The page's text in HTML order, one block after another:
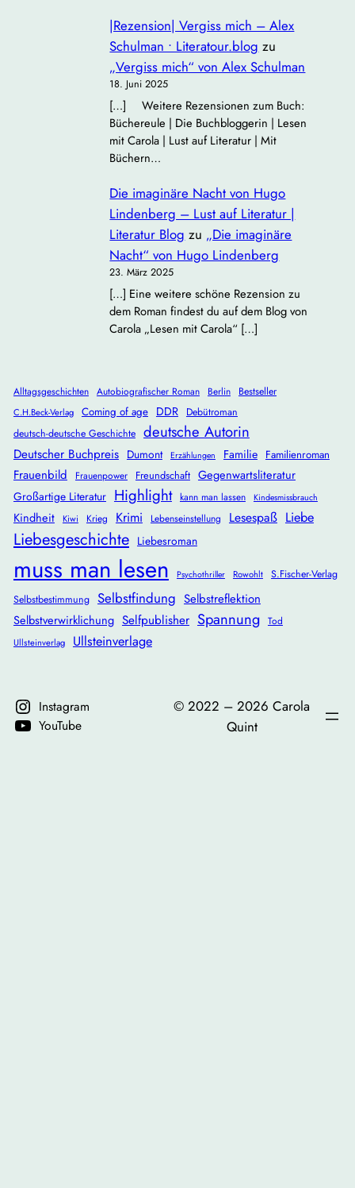
|Rezension| Vergiss mich – Alex
Schulman • Literatour.blog zu
„Vergiss mich“ von Alex Schulman
18. Juni 2025
[…] Weitere Rezensionen zum Buch:
Büchereule | Die Buchbloggerin | Lesen
mit Carola | Lust auf Literatur | Mit
Büchern…
Die imaginäre Nacht von Hugo
Lindenberg – Lust auf Literatur |
Literatur Blog zu „Die imaginäre
Nacht“ von Hugo Lindenberg
23. März 2025
[…] Eine weitere schöne Rezension zu
dem Roman findest du auf dem Blog von
Carola „Lesen mit Carola“ […]
Alltagsgeschichten Autobiografischer Roman Berlin Bestseller
C.H.Beck-Verlag Coming of age DDR
Debütroman
deutsch-deutsche Geschichte deutsche Autorin
Deutscher Buchpreis Dumont Erzählungen Familie Familienroman
Frauenbild Frauenpower Freundschaft Gegenwartsliteratur
Großartige Literatur Highlight kann man lassen Kindesmissbrauch
Kindheit Kiwi Krieg Krimi Lebenseinstellung Lesespaß Liebe
Liebesgeschichte Liebesroman
muss man lesen Psychothriller Rowohlt
S.Fischer-Verlag
Selbstbestimmung Selbstfindung Selbstreflektion
Selbstverwirklichung Selfpublisher Spannung Tod
Ullsteinverlag Ullsteinverlage
Instagram
YouTube
©️ 2022 – 2026 Carola
Quint